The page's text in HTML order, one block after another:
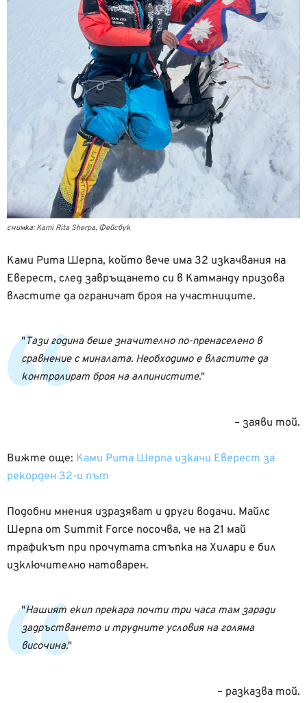
снимка: Kami Rita Sherpa, Фейсбук
Ками Рита Шерпа, който вече има 32 изкачвания на
Еверест, след завръщането си в Катманду призова
властите да ограничат броя на участниците.
Тази година беше значително по-пренаселено в
сравнение с миналата. Необходимо е властите да
контролират броя на алпинистите.
– заяви той.
Вижте още: Ками Рита Шерпа изкачи Еверест за
рекорден 32-и път
Подобни мнения изразяват и други водачи. Майлс
Шерпа от Summit Force посочва, че на 21 май
трафикът при прочутата стъпка на Хилари е бил
изключително натоварен.
Нашият екип прекара почти три часа там заради
задръстването и трудните условия на голяма
височина.
– разказва той.